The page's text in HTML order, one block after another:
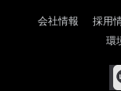
会社情報 採用
環